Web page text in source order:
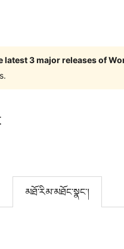
latest 3 major releases of
མཐོ་རིམ་མཐོང་སྣང་།